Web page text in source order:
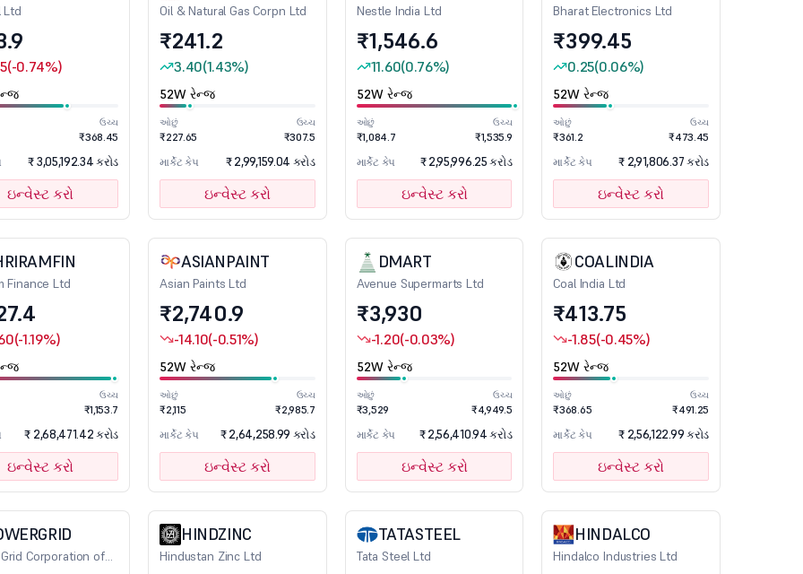
Ltd
(-0.74%)
ઉચ્ચ
₹368.45
₹ 3,05,192.34 કરોડ
ઇન્વેસ્ટ કરો
Oil & Natural Gas Corpn Ltd
₹241.2
3.40(1.43%)
52W રેન્જ
ઓછું
₹227.65
ઉચ્ચ
₹307.5
માર્કેટ કેપ
₹ 2,99,159.04 કરોડ
ઇન્વેસ્ટ કરો
Nestle India Ltd
₹1,546.6
11.60(0.76%)
52W રેન્જ
ઓછું
₹1,084.7
ઉચ્ચ
₹1,535.9
માર્કેટ કેપ
₹ 2,95,996.25 કરોડ
ઇન્વેસ્ટ કરો
Bharat Electronics Ltd
₹399.45
0.25(0.06%)
52W રેન્જ
ઓછું
₹361.2
ઉચ્ચ
₹473.45
માર્કેટ કેપ
₹ 2,91,806.37 કરોડ
ઇન્વેસ્ટ કરો
Finance Ltd
(-1.19%)
ઉચ્ચ
₹1,153.7
₹ 2,68,471.42 કરોડ
ઇન્વેસ્ટ કરો
ASIANPAINT
Asian Paints Ltd
₹2,740.9
-14.10(-0.51%)
52W રેન્જ
ઓછું
₹2,115
ઉચ્ચ
₹2,985.7
માર્કેટ કેપ
₹ 2,64,258.99 કરોડ
ઇન્વેસ્ટ કરો
DMART
Avenue Supermarts Ltd
₹3,930
-1.20(-0.03%)
52W રેન્જ
ઓછું
₹3,529
ઉચ્ચ
₹4,949.5
માર્કેટ કેપ
₹ 2,56,410.94 કરોડ
ઇન્વેસ્ટ કરો
COALINDIA
Coal India Ltd
₹413.75
-1.85(-0.45%)
52W રેન્જ
ઓછું
₹368.65
ઉચ્ચ
₹491.25
માર્કેટ કેપ
₹ 2,56,122.99 કરોડ
ઇન્વેસ્ટ કરો
Corporation of
HINDZINC
Hindustan Zinc Ltd
TATASTEEL
Tata Steel Ltd
HINDALCO
Hindalco Industries Ltd